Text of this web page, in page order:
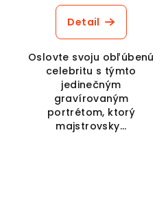
Detail
Oslovte svoju obľúbenú
celebritu s týmto
jedinečným
gravírovaným
portrétom, ktorý
majstrovsky...